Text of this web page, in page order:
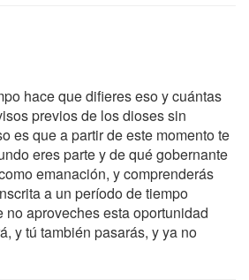
hace que difieres eso y cuántas
previos de los dioses sin
es que a partir de este momento te
eres parte y de qué gobernante
emanación, y comprenderás
a un período de tiempo
no aproveches esta oportunidad
y tú también pasarás, y ya no